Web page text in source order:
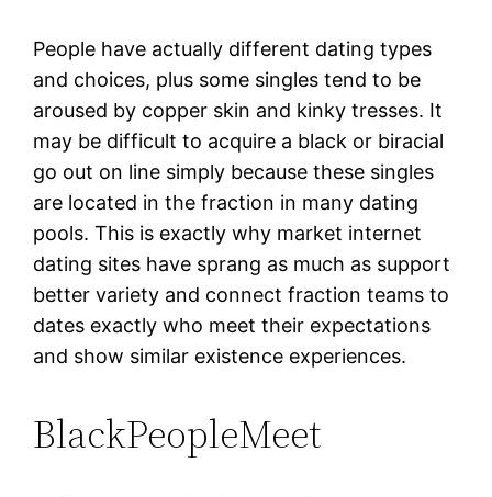
People have actually different dating types
and choices, plus some singles tend to be
aroused by copper skin and kinky tresses. It
may be difficult to acquire a black or biracial
go out on line simply because these singles
are located in the fraction in many dating
pools. This is exactly why market internet
dating sites have sprang as much as support
better variety and connect fraction teams to
dates exactly who meet their expectations
and show similar existence experiences.
BlackPeopleMeet